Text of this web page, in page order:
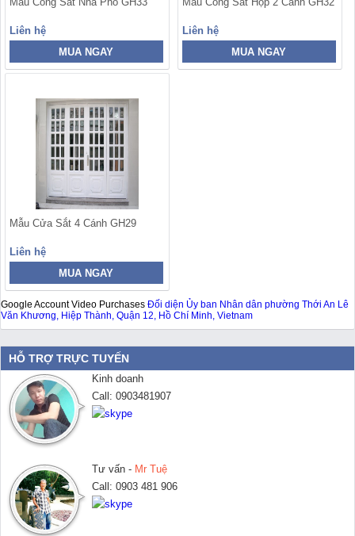
Liên hệ
MUA NGAY
Liên hệ
MUA NGAY
Mẫu Cửa Sắt 4 Cánh GH29
Liên hệ
MUA NGAY
Google Account Video Purchases Đối diện Ủy ban Nhân dân phường Thới An Lê
Văn Khương, Hiệp Thành, Quận 12, Hồ Chí Minh, Vietnam
HỖ TRỢ TRỰC TUYẾN
Kinh doanh
Call: 0903481907
Tư vấn - Mr Tuệ
Call: 0903 481 906